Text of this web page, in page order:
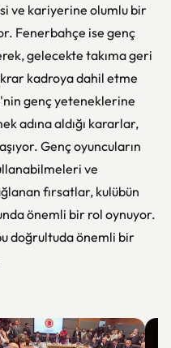
ve kariyerine olumlu bir
Fenerbahçe ise genç
gelecekte takıma geri
kadroya dahil etme
genç yeteneklerine
adına aldığı kararlar,
Genç oyuncuların
ve
fırsatlar, kulübün
önemli bir rol oynuyor.
doğrultuda önemli bir